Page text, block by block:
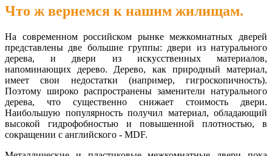
Что ж вернемся к нашим жилищам.
На современном российском рынке межкомнатных дверей
представлены две большие группы: двери из натурального
дерева, и двери из искусственных материалов,
напоминающих дерево. Дерево, как природный материал,
имеет свои недостатки (например, гигроскопичность).
Поэтому широко распространены заменители натурального
дерева, что существенно снижает стоимость двери.
Наибольшую популярность получил материал, обладающий
высокой гидрофобностью и повышенной плотностью, в
сокращении с английского - MDF.